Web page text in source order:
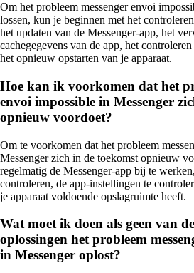
Om het probleem messenger envoi
lossen, kun je beginnen met het
het updaten van de Messenger-app, het
cachegegevens van de app, het
het opnieuw opstarten van je apparaat.
Hoe kan ik voorkomen dat het
envoi impossible in Messenger
opnieuw voordoet?
Om te voorkomen dat het probleem
Messenger zich in de toekomst opnieuw
regelmatig de Messenger-app bij te
controleren, de app-instellingen te
je apparaat voldoende opslagruimte heeft.
Wat moet ik doen als geen van
oplossingen het probleem
in Messenger oplost?